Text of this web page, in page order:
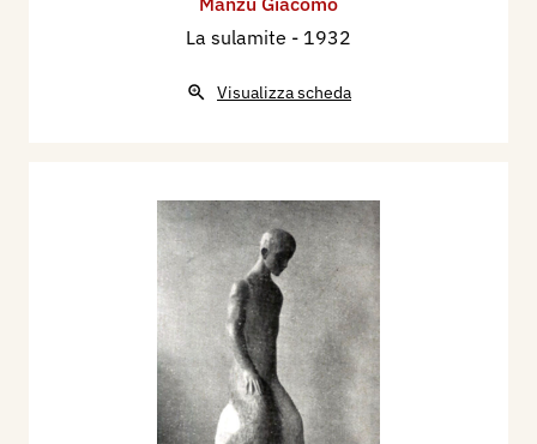
La sulamite - 1932
Visualizza scheda